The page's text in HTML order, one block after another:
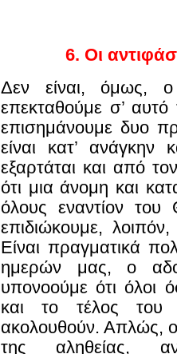
6. Οι
Δεν είναι, όμως,
επεκταθούμε σ’
επισημάνουμε δυο
είναι κατ’
εξαρτάται και από
ότι μια άνομη και
όλους εναντίον
επιδιώκουμε,
Είναι πραγματικά
ημερών μας, ο
υπονοούμε ότι όλοι
και το τέλος του
ακολουθούν. Απλώς,
της αληθείας,